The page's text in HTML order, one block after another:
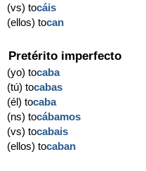
(vs) tocáis
(ellos) tocan
Pretérito imperfecto
(yo) tocaba
(tú) tocabas
(él) tocaba
(ns) tocábamos
(vs) tocabais
(ellos) tocaban